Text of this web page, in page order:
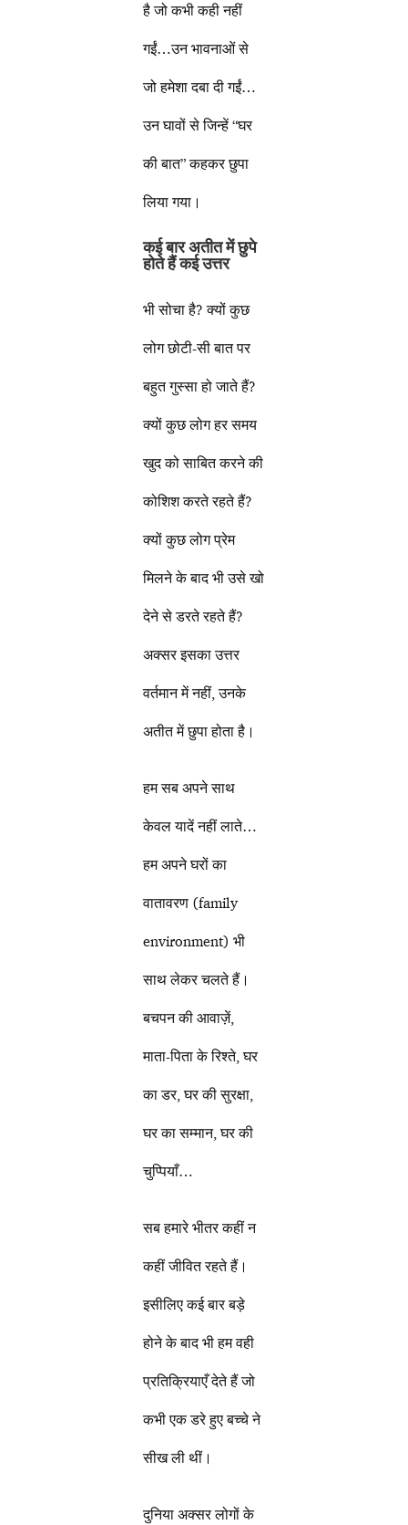
है जो कभी कही नहीं
गईं…उन भावनाओं से
जो हमेशा दबा दी गईं…
उन घावों से जिन्हें “घर
की बात” कहकर छुपा
लिया गया।
कई बार अतीत में छुपे
होते हैं कई उत्तर
भी सोचा है? क्यों कुछ
लोग छोटी-सी बात पर
बहुत गुस्सा हो जाते हैं?
क्यों कुछ लोग हर समय
खुद को साबित करने की
कोशिश करते रहते हैं?
क्यों कुछ लोग प्रेम
मिलने के बाद भी उसे खो
देने से डरते रहते हैं?
अक्सर इसका उत्तर
वर्तमान में नहीं, उनके
अतीत में छुपा होता है।
हम सब अपने साथ
केवल यादें नहीं लाते…
हम अपने घरों का
वातावरण (family
environment) भी
साथ लेकर चलते हैं।
बचपन की आवाज़ें,
माता-पिता के रिश्ते, घर
का डर, घर की सुरक्षा,
घर का सम्मान, घर की
चुप्पियाँ…
सब हमारे भीतर कहीं न
कहीं जीवित रहते हैं।
इसीलिए कई बार बड़े
होने के बाद भी हम वही
प्रतिक्रियाएँ देते हैं जो
कभी एक डरे हुए बच्चे ने
सीख ली थीं।
दुनिया अक्सर लोगों के